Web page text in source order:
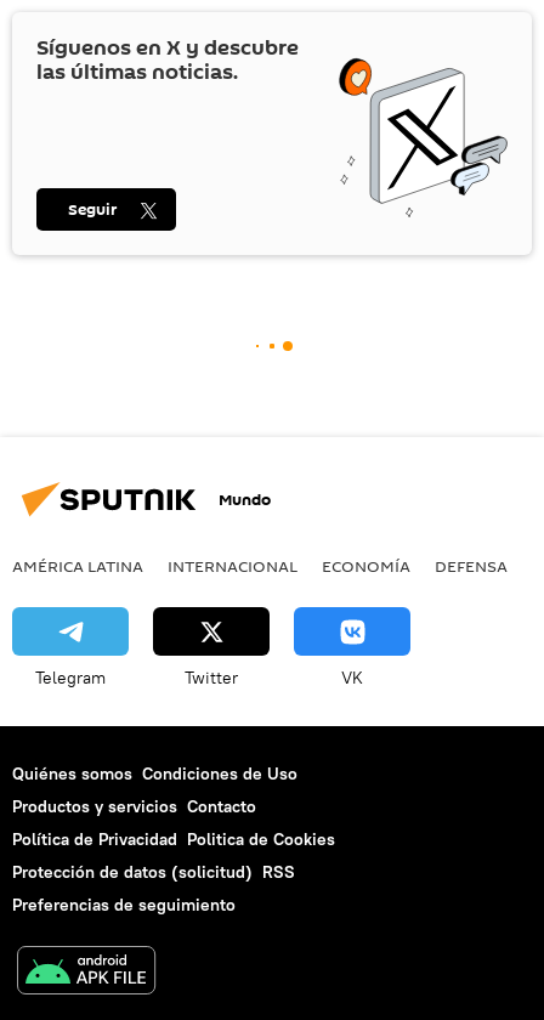
Síguenos en X y descubre
las últimas noticias.
Seguir
Mundo
AMÉRICA LATINA INTERNACIONAL ECONOMÍA DEFENSA
Telegram Twitter VK
Quiénes somos Condiciones de Uso
Productos y servicios Contacto
Política de Privacidad Politica de Cookies
Protección de datos (solicitud) RSS
Preferencias de seguimiento